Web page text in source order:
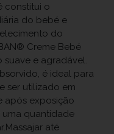
constitui o
do bebé e
do
Creme Bebé
e agradável.
é ideal para
ser utilizado em
após exposição
uma quantidade
até